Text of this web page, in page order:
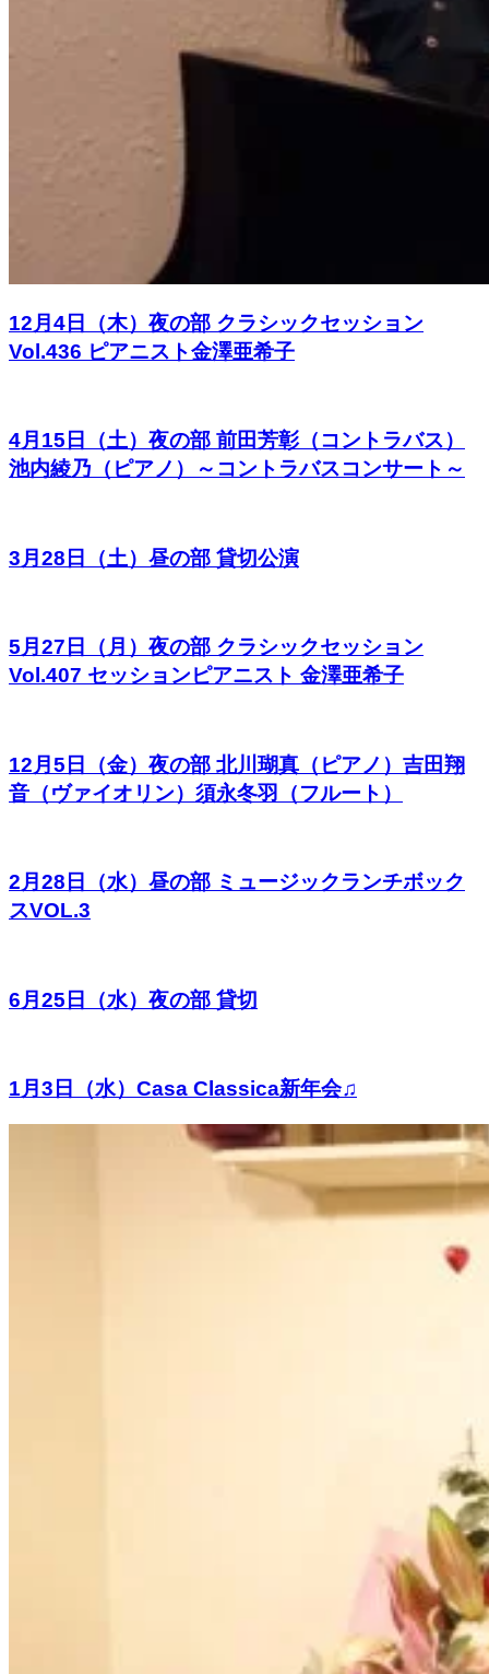
12月4日（木）夜の部 クラシックセッション
Vol.436 ピアニスト金澤亜希子
4月15日（土）夜の部 前田芳彰（コントラバス）
池内綾乃（ピアノ）～コントラバスコンサート～
3月28日（土）昼の部 貸切公演
5月27日（月）夜の部 クラシックセッション
Vol.407 セッションピアニスト 金澤亜希子
12月5日（金）夜の部 北川瑚真（ピアノ）吉田翔
音（ヴァイオリン）須永冬羽（フルート）
2月28日（水）昼の部 ミュージックランチボック
スVOL.3
6月25日（水）夜の部 貸切
1月3日（水）Casa Classica新年会♫